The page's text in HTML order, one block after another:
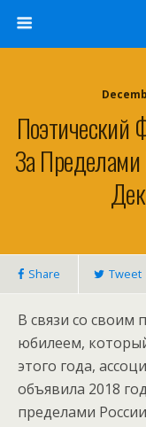
Поэтический
За Пределами
Share Tweet
В связи со своим
юбилеем,
этого года,
объявила 2018
пределами